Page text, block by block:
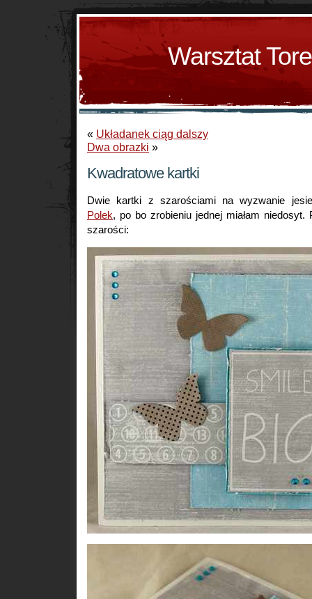
Warsztat
« Układanek ciąg dalszy
Dwa obrazki »
Kwadratowe kartki
Dwie kartki z szarościami na wyzwanie
Polek, po bo zrobieniu jednej miałam
szarości: